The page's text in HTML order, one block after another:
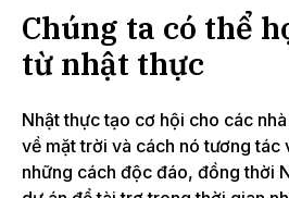
Chúng ta có thể
từ nhật thực
Nhật thựctạo cơ hội cho các
về mặt trời và cách nó tương tác
những cách độc đáo, đồng thời